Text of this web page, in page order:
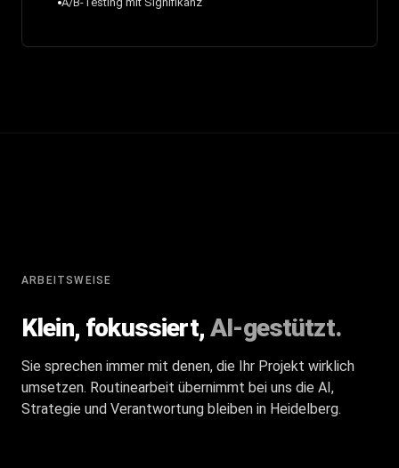
ARBEITSWEISE
Klein, fokussiert,AI-gestützt.
Sie sprechen immer mit denen, die Ihr Projekt wirklich
umsetzen. Routinearbeit übernimmt bei uns die AI,
Strategie und Verantwortung bleiben in Heidelberg.